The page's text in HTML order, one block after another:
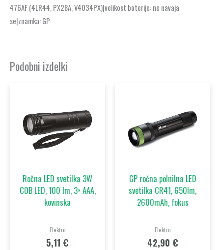
476AF (4LR44, PX28A, V4034PX)|velikost baterije: ne navaja
se|znamka: GP
Podobni izdelki
Ročna LED svetilka 3W
COB LED, 100 lm, 3× AAA,
kovinska
Elektro
5,11 €
GP ročna polnilna LED
svetilka CR41, 650lm,
2600mAh, fokus
Elektro
42,90 €